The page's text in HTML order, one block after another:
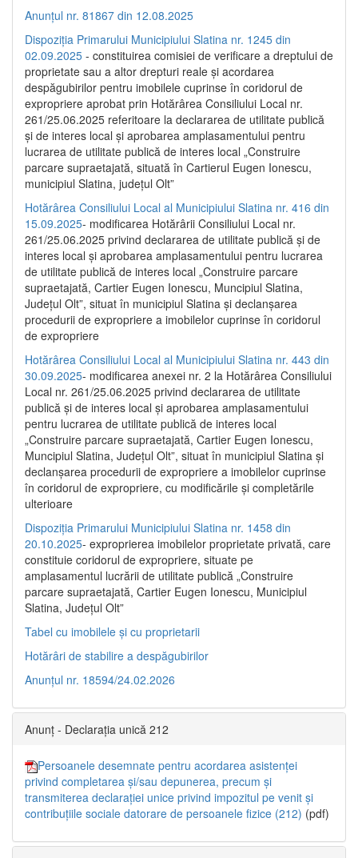
Anunțul nr. 81867 din 12.08.2025
Dispoziția Primarului Municipiului Slatina nr. 1245 din
02.09.2025 - constituirea comisiei de verificare a dreptului de
proprietate sau a altor drepturi reale și acordarea
despăgubirilor pentru imobilele cuprinse în coridorul de
expropriere aprobat prin Hotărârea Consiliului Local nr.
261/25.06.2025 referitoare la declararea de utilitate publică
și de interes local și aprobarea amplasamentului pentru
lucrarea de utilitate publică de interes local „Construire
parcare supraetajată, situată în Cartierul Eugen Ionescu,
municipiul Slatina, județul Olt”
Hotărârea Consiliului Local al Municipiului Slatina nr. 416 din
15.09.2025- modificarea Hotărârii Consiliului Local nr.
261/25.06.2025 privind declararea de utilitate publică și de
interes local și aprobarea amplasamentului pentru lucrarea
de utilitate publică de interes local „Construire parcare
supraetajată, Cartier Eugen Ionescu, Muncipiul Slatina,
Județul Olt”, situat în municipiul Slatina și declanșarea
procedurii de expropriere a imobilelor cuprinse în coridorul
de expropriere
Hotărârea Consiliului Local al Municipiului Slatina nr. 443 din
30.09.2025- modificarea anexei nr. 2 la Hotărârea Consiliului
Local nr. 261/25.06.2025 privind declararea de utilitate
publică şi de interes local şi aprobarea amplasamentului
pentru lucrarea de utilitate publică de interes local
„Construire parcare supraetajată, Cartier Eugen Ionescu,
Muncipiul Slatina, Judeţul Olt”, situat în municipiul Slatina şi
declanşarea procedurii de expropriere a imobilelor cuprinse
în coridorul de expropriere, cu modificările şi completările
ulterioare
Dispoziția Primarului Municipiului Slatina nr. 1458 din
20.10.2025- exproprierea imobilelor proprietate privată, care
constituie coridorul de expropriere, situate pe
amplasamentul lucrării de utilitate publică „Construire
parcare supraetajată, Cartier Eugen Ionescu, Municipiul
Slatina, Județul Olt”
Tabel cu imobilele și cu proprietarii
Hotărâri de stabilire a despăgubirilor
Anunțul nr. 18594/24.02.2026
Anunț - Declarația unică 212
Persoanele desemnate pentru acordarea asistenței
privind completarea și/sau depunerea, precum și
transmiterea declarației unice privind impozitul pe venit și
contribuțiile sociale datorare de persoanele fizice (212) (pdf)